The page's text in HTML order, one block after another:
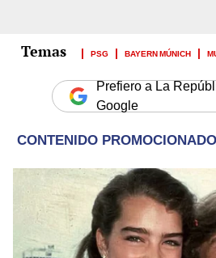
PSG BAYERN MÚNICH
Prefiero a La
Google